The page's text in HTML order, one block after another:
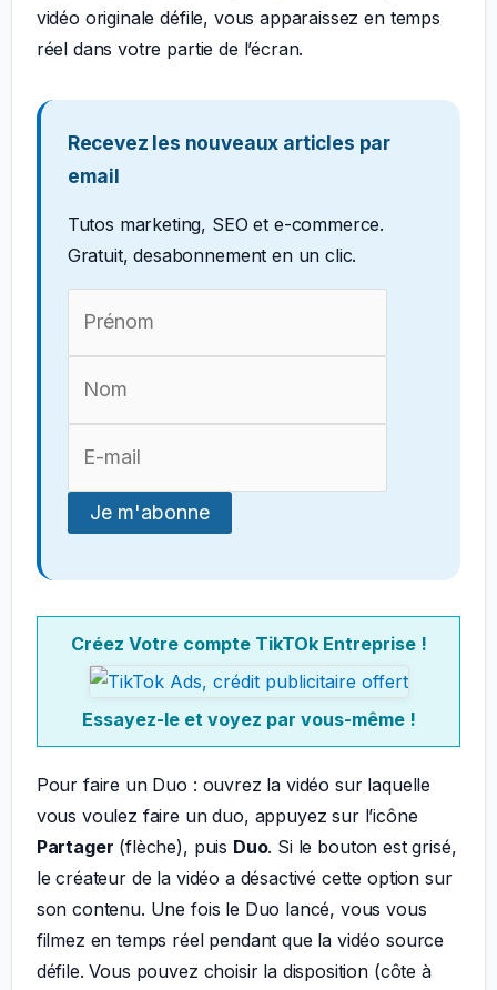
vidéo originale défile, vous apparaissez en temps
réel dans votre partie de l’écran.
Recevez les nouveaux articles par
email
Tutos marketing, SEO et e-commerce.
Gratuit, desabonnement en un clic.
Créez Votre compte TikTOk Entreprise !
Essayez-le et voyez par vous-même !
Pour faire un Duo : ouvrez la vidéo sur laquelle
vous voulez faire un duo, appuyez sur l’icône
Partager (flèche), puis Duo. Si le bouton est grisé,
le créateur de la vidéo a désactivé cette option sur
son contenu. Une fois le Duo lancé, vous vous
filmez en temps réel pendant que la vidéo source
défile. Vous pouvez choisir la disposition (côte à